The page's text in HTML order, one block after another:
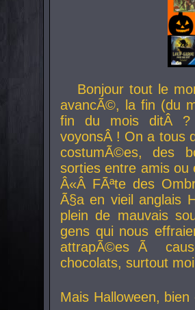
Bonjour tout le
avancÃ©, la fin (du
fin du mois ditÂ ?
voyonsÂ ! On a tous
costumÃ©es, des
sorties entre amis
Â«Â FÃªte des
Ã§a en vieil anglais
plein de mauvais
gens qui nous
attrapÃ©es Ã
chocolats, surtout
Mais Halloween, bien